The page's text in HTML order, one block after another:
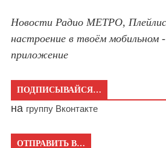
Новости Радио МЕТРО,
настроение в твоём мобильном
приложение
ПОДПИСЫВАЙСЯ…
на группу Вконтакте
ОТПРАВИТЬ В…